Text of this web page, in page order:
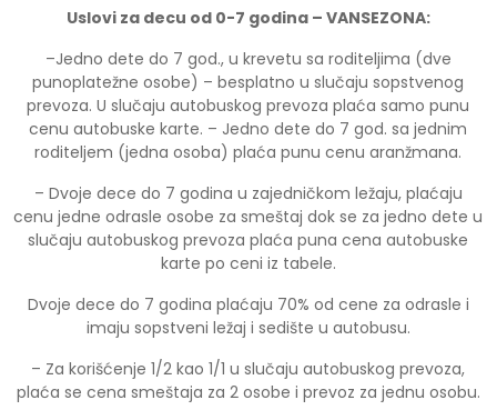
Uslovi za decu od 0-7 godina – VANSEZONA:
–Jedno dete do 7 god., u krevetu sa roditeljima (dve
punoplatežne osobe) – besplatno u slučaju sopstvenog
prevoza. U slučaju autobuskog prevoza plaća samo punu
cenu autobuske karte. – Jedno dete do 7 god. sa jednim
roditeljem (jedna osoba) plaća punu cenu aranžmana.
– Dvoje dece do 7 godina u zajedničkom ležaju, plaćaju
cenu jedne odrasle osobe za smeštaj dok se za jedno dete u
slučaju autobuskog prevoza plaća puna cena autobuske
karte po ceni iz tabele.
Dvoje dece do 7 godina plaćaju 70% od cene za odrasle i
imaju sopstveni ležaj i sedište u autobusu.
– Za korišćenje 1/2 kao 1/1 u slučaju autobuskog prevoza,
plaća se cena smeštaja za 2 osobe i prevoz za jednu osobu.